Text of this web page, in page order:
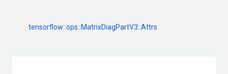
tensorflow::ops::MatrixDiagPartV3::Attrs